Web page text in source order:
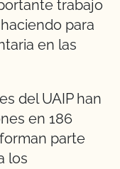
trabajo
para
en las
del UAIP han
en 186
parte
los